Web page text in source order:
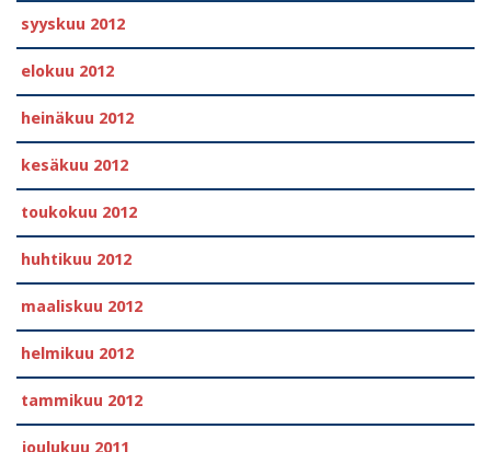
syyskuu 2012
elokuu 2012
heinäkuu 2012
kesäkuu 2012
toukokuu 2012
huhtikuu 2012
maaliskuu 2012
helmikuu 2012
tammikuu 2012
joulukuu 2011